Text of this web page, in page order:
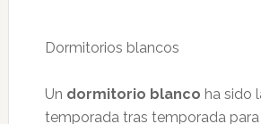
Dormitorios blancos
Un dormitorio blanco ha sido
temporada tras temporada para